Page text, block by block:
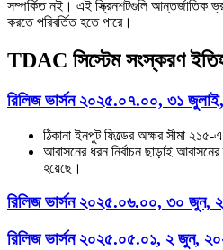
সম্পর্কিত নই। এই স্ক্রিনশটগুলি আন্তর্জাতিক
করতে পরিবর্তিত হতে পারে।
TDAC সিস্টেম সংস্করণ
রিলিজ ভার্সন ২০২৫.০৭.০০, ৩১
ঠিকানা ইনপুট ফিল্ডের অক্ষর সীমা ২১৫-
আবাসনের ধরন নির্বাচন ছাড়াই
হয়েছে।
রিলিজ ভার্সন ২০২৫.০৬.০০, ৩০ জুন,
রিলিজ ভার্সন ২০২৫.০৫.০১, ২ জুন,